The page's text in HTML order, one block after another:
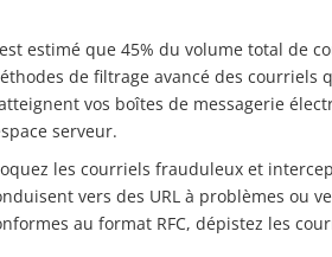
estimé que 45% du volume total de
de filtrage avancé des courriels
vos boîtes de messagerie
serveur.
les courriels frauduleux et
vers des URL à problèmes ou
au format RFC, dépistez les